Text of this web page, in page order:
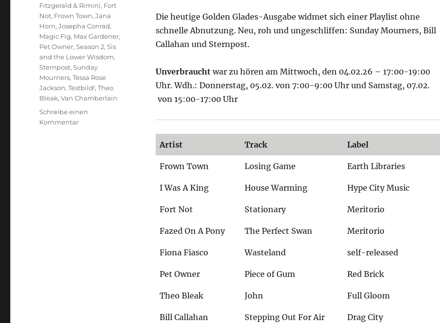
Die heutige Golden Glades-Ausgabe widmet sich einer Playlist ohne
schnelle Abnutzung. Neu, roh und ungeschliffen: Sunday Mourners, Bill
Callahan und Sternpost.
Unverbrauchtwar zu hören am Mittwoch, den 04.02.26 – 17:00-19:00
Uhr. Wdh.: Donnerstag, 05.02. von 7:00-9:00 Uhr und Samstag, 07.02.
von 15:00-17:00 Uhr
Artist Track Label
Frown Town Losing Game Earth Libraries
I Was A King House Warming Hype City Music
Fort Not Stationary Meritorio
Fazed On A Pony The Perfect Swan Meritorio
Fiona Fiasco Wasteland self-released
Pet Owner Piece of Gum Red Brick
Theo Bleak John Full Gloom
Bill Callahan Stepping Out For Air Drag City
Fitzgerald & Rimini, Fort
Not, Frown Town,Jana
Horn,Josepha Conrad,
Magic Fig, Max Gardener,
Pet Owner,Season 2,Sis
and the Lower Wisdom,
Sternpost,Sunday
Mourners,Tessa Rose
Jackson,Testbild!,Theo
Bleak,Van Chamberlain
Schreibe einen
Kommentarzu